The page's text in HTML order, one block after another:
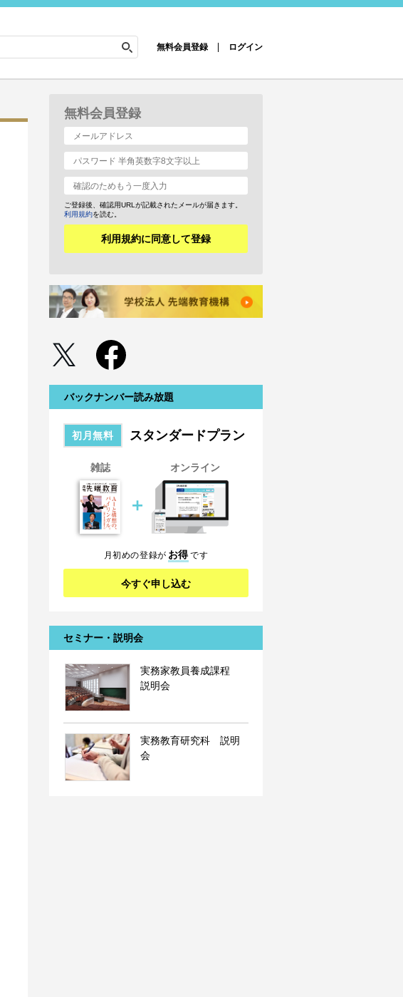
無料会員登録 ログイン
無料会員登録
ご登録後、確認用URLが記載されたメールが届きます。
利用規約を読む。
利用規約に同意して登録
バックナンバー読み放題
初月無料 スタンダードプラン
雑誌
＋
オンライン
月初めの登録が お得です
今すぐ申し込む
セミナー・説明会
実務家教員養成課程
説明会
実務教育研究科 説明
会